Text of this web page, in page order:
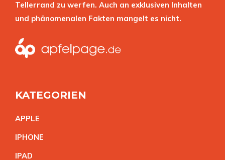
Tellerrand zu werfen. Auch an exklusiven Inhalten
und phänomenalen Fakten mangelt es nicht.
KATEGORIEN
APPLE
IPHONE
IPAD